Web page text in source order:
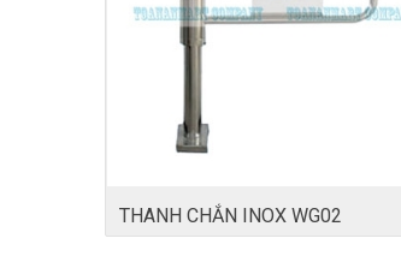
THANH CHẮN INOX WG02